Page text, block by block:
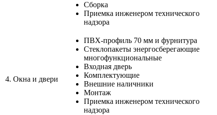
Сборка
Приемка инженером технического
надзора
4. Окна и двери
ПВХ-профиль 70 мм и фурнитура
Стеклопакеты энергосберегающие
многофункциональные
Входная дверь
Комплектующие
Внешние наличники
Монтаж
Приемка инженером технического
надзора